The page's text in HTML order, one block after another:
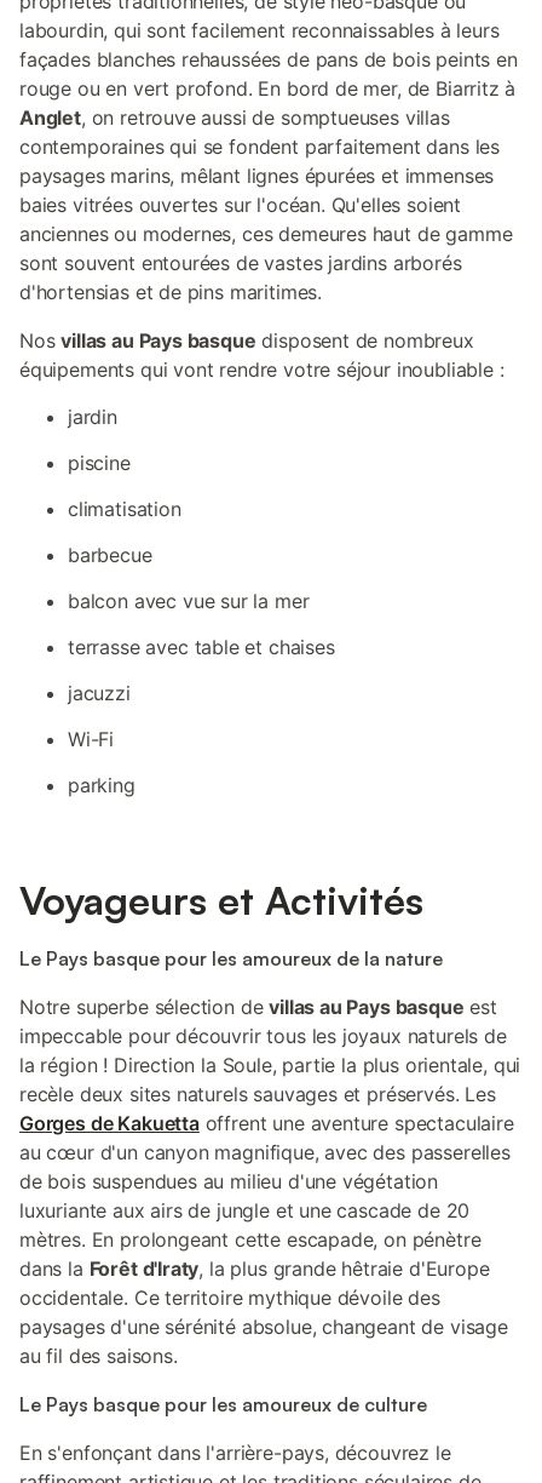
labourdin, qui sont facilement reconnaissables à leurs
façades blanches rehaussées de pans de bois peints en
rouge ou en vert profond. En bord de mer, de Biarritz à
Anglet, on retrouve aussi de somptueuses villas
contemporaines qui se fondent parfaitement dans les
paysages marins, mêlant lignes épurées et immenses
baies vitrées ouvertes sur l'océan. Qu'elles soient
anciennes ou modernes, ces demeures haut de gamme
sont souvent entourées de vastes jardins arborés
d'hortensias et de pins maritimes.
Nosvillas au Pays basque disposent de nombreux
équipements qui vont rendre votre séjour inoubliable :
jardin
piscine
climatisation
barbecue
balcon avec vue sur la mer
terrasse avec table et chaises
jacuzzi
Wi-Fi
parking
Voyageurs et Activités
Le Pays basque pour les amoureux de la nature
Notre superbe sélection devillas au Pays basque est
impeccable pour découvrir tous les joyaux naturels de
la région ! Direction la Soule, partie la plus orientale, qui
recèle deux sites naturels sauvages et préservés. Les
Gorges de Kakuettaoffrent une aventure spectaculaire
au cœur d'un canyon magnifique, avec des passerelles
de bois suspendues au milieu d'une végétation
luxuriante aux airs de jungle et une cascade de 20
mètres. En prolongeant cette escapade, on pénètre
dans la Forêt d'Iraty, la plus grande hêtraie d'Europe
occidentale. Ce territoire mythique dévoile des
paysages d'une sérénité absolue, changeant de visage
au fil des saisons.
Le Pays basque pour les amoureux de culture
En s'enfonçant dans l'arrière-pays, découvrez le